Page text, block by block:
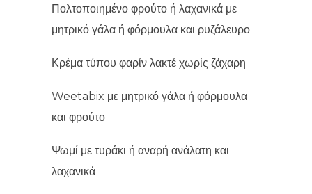
Πολτοποιημένο φρούτο ή λαχανικά με
μητρικό γάλα ή φόρμουλα και ρυζάλευρο
Κρέμα τύπου φαρίν λακτέ χωρίς ζάχαρη
Weetabix με μητρικό γάλα ή φόρμουλα
και φρούτο
Ψωμί με τυράκι ή αναρή ανάλατη και
λαχανικά